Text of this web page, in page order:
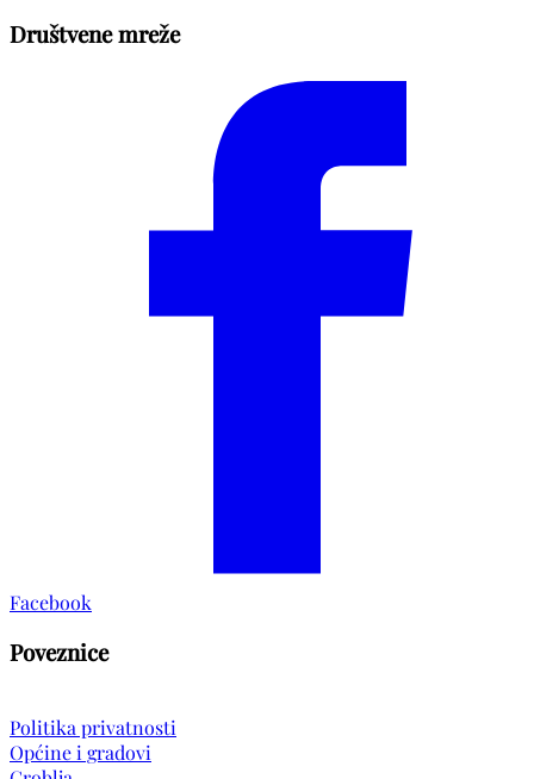
Društvene mreže
Facebook
Poveznice
Politika privatnosti
Općine i gradovi